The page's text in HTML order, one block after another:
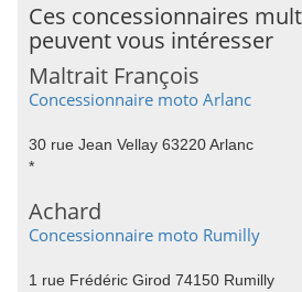
Ces concessionnaires
peuvent vous intéresser
Maltrait François
Concessionnaire moto Arlanc
30 rue Jean Vellay 63220 Arlanc
*
Achard
Concessionnaire moto Rumilly
1 rue Frédéric Girod 74150 Rumilly